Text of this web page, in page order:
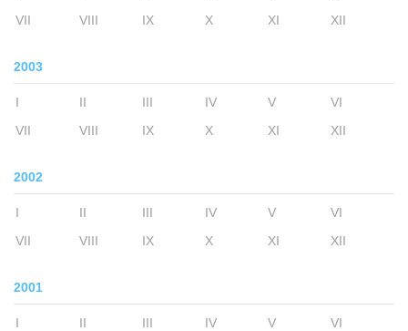
VII
VIII IX X XI XII
2003
I II III IV V
VI
VII
VIII IX X XI XII
2002
I II III IV V
VI
VII
VIII IX X XI XII
2001
I II III IV V
VI